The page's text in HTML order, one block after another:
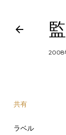
2008
共有
ラベル